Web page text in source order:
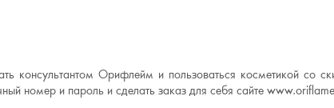
консультантом Орифлейм и пользоваться косметикой со
номер и пароль и сделать заказ для себя сайте